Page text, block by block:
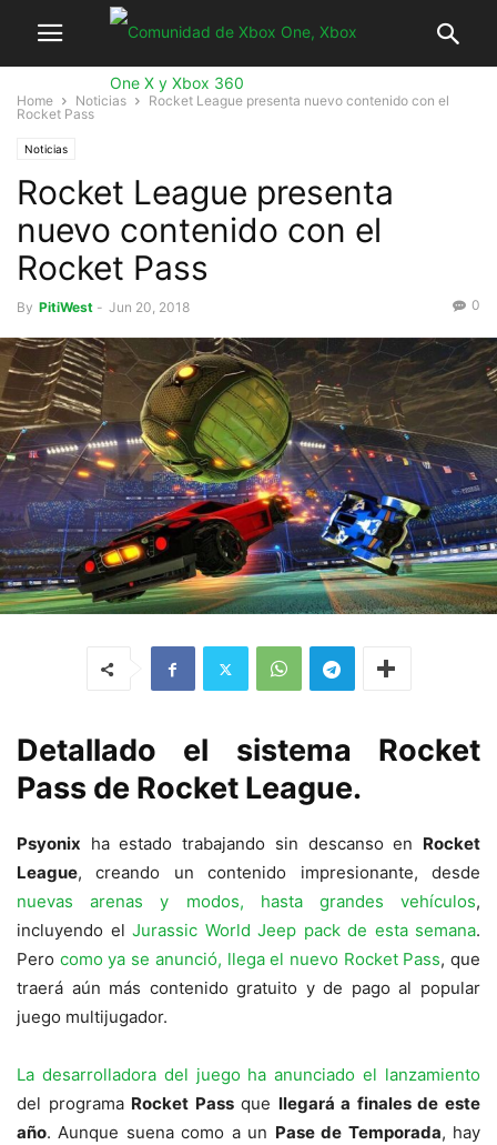
Home Noticias
Rocket League presenta nuevo contenido con el
Rocket Pass
Noticias
Rocket League presenta
nuevo contenido con el
Rocket Pass
By PitiWest - Jun 20, 2018 0
Detallado el sistema Rocket
Pass de Rocket League.
Psyonix ha estado trabajando sin descanso en Rocket
League, creando un contenido impresionante, desde
nuevas arenas y modos, hasta grandes vehículos,
incluyendo el Jurassic World Jeep pack de esta semana.
Pero como ya se anunció, llega el nuevo Rocket Pass, que
traerá aún más contenido gratuito y de pago al popular
juego multijugador.
La desarrolladora del juego ha anunciado el lanzamiento
del programa Rocket Passque llegará a finales de este
año. Aunque suena como a un Pase de Temporada, hay